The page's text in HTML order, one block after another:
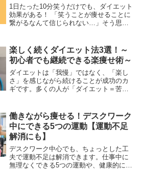
1日たった10分笑うだけでも、ダイエット
効果がある！ 「笑うことが痩せることに
繋がるなんて信じられない…」そう思う
はカロリー消費、ストレス軽減、ホルモ
ンバランス改善といった、ダイエットに
欠かせない要素がぎっしり詰まっている
のです。
楽しく続くダイエット法3選！～
初心者でも継続できる楽痩せ術～
ダイエットは「我慢」ではなく、「楽し
さ」を感じながら続けることが成功のカ
ギです。多くの人が「ダイエット＝苦し
なのは、自分のライフスタイルに合っ
た“楽しめる”方法を選ぶことです。
働きながら痩せる！デスクワーク
中にできる5つの運動【運動不足
解消にも】
デスクワーク中心でも、ちょっとした工
夫で運動不足は解消できます。仕事中に
無理なくできる5つの運動や、健康的にダ